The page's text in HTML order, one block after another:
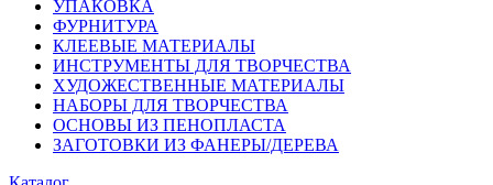
УПАКОВКА
ФУРНИТУРА
КЛЕЕВЫЕ МАТЕРИАЛЫ
ИНСТРУМЕНТЫ ДЛЯ ТВОРЧЕСТВА
ХУДОЖЕСТВЕННЫЕ МАТЕРИАЛЫ
НАБОРЫ ДЛЯ ТВОРЧЕСТВА
ОСНОВЫ ИЗ ПЕНОПЛАСТА
ЗАГОТОВКИ ИЗ ФАНЕРЫ/ДЕРЕВА